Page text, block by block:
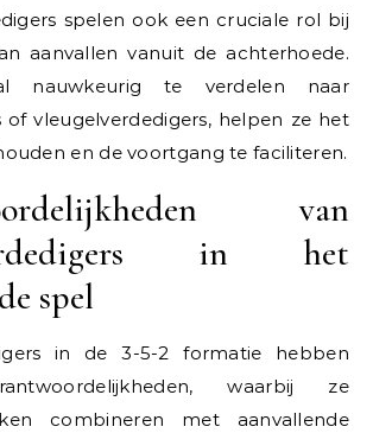
spelen ook een cruciale rol bij
aanvallen vanuit de achterhoede.
nauwkeurig te verdelen naar
of vleugelverdedigers, helpen ze het
en de voortgang te faciliteren.
van
in het
spel
in de 3-5-2 formatie hebben
waarbij ze
combineren met aanvallende